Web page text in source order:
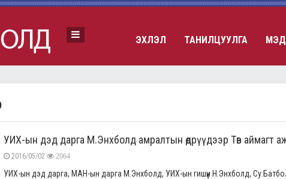
ЭХЛЭЛ ТАНИЛЦУУЛГА
УИХ-ын дэд дарга М.Энхболд амралтын өдрүүдээр Төв аймагт
2016/05/02 2064
УИХ-ын дэд дарга, МАН-ын дарга М.Энхболд, УИХ-ын гишүүн Н.Энхболд,